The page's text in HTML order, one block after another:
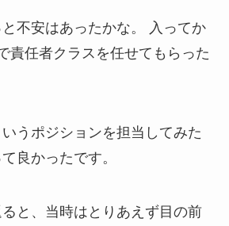
不安はあったかな。 入ってか
責任者クラスを任せてもらった
うポジションを担当してみた
良かったです。
と、当時はとりあえず目の前